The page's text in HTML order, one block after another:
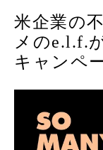
米企業の
メのe.l.f.
キャンペー